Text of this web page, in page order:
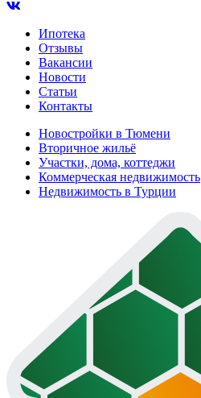
Ипотека
Отзывы
Вакансии
Новости
Статьи
Контакты
Новостройки в Тюмени
Вторичное жильё
Участки, дома, коттеджи
Коммерческая недвижимость
Недвижимость в Турции